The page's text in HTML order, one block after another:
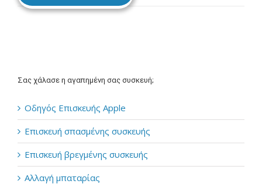
Σας χάλασε η αγαπημένη σας συσκευή;
Οδηγός Επισκευής Apple
Επισκευή σπασμένης συσκευής
Επισκευή βρεγμένης συσκευής
Αλλαγή μπαταρίας